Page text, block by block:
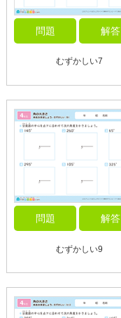
問題 解答
むずかしい7
問題 解答
むずかしい9